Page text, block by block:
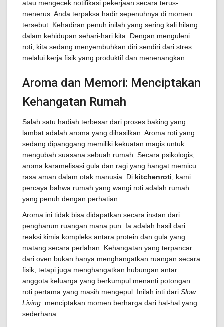
atau mengecek notifikasi pekerjaan secara terus-
menerus. Anda terpaksa hadir sepenuhnya di momen
tersebut. Kehadiran penuh inilah yang sering kali hilang
dalam kehidupan sehari-hari kita. Dengan menguleni
roti, kita sedang menyembuhkan diri sendiri dari stres
melalui kerja fisik yang produktif dan menenangkan.
Aroma dan Memori: Menciptakan
Kehangatan Rumah
Salah satu hadiah terbesar dari proses baking yang
lambat adalah aroma yang dihasilkan. Aroma roti yang
sedang dipanggang memiliki kekuatan magis untuk
mengubah suasana sebuah rumah. Secara psikologis,
aroma karamelisasi gula dan ragi yang hangat memicu
rasa aman dalam otak manusia. Di kitchenroti , kami
percaya bahwa rumah yang wangi roti adalah rumah
yang penuh dengan perhatian.
Aroma ini tidak bisa didapatkan secara instan dari
pengharum ruangan mana pun. Ia adalah hasil dari
reaksi kimia kompleks antara protein dan gula yang
matang secara perlahan. Kehangatan yang terpancar
dari oven bukan hanya menghangatkan ruangan secara
fisik, tetapi juga menghangatkan hubungan antar
anggota keluarga yang berkumpul menanti potongan
roti pertama yang masih mengepul. Inilah inti dari Slow
Living: menciptakan momen berharga dari hal-hal yang
sederhana.